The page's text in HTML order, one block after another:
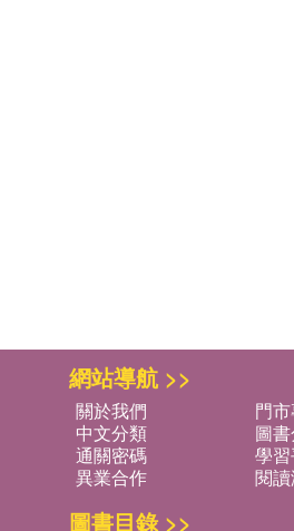
網站導航 >>
關於我們 門
中文分類
圖
通關密碼
學
異業合作
閱
圖書目錄 >>